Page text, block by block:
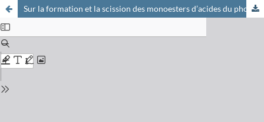
Sur la formation et la scission des monoesters d’acides du phosphore et de l’acide sulfurique, et sur la réaction des isothiocyanates avec les amionalcoyl-monoesters de ces acides